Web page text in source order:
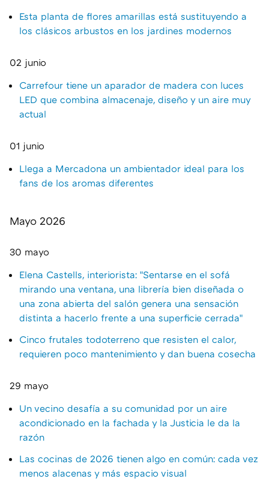
Esta planta de flores amarillas está sustituyendo a
los clásicos arbustos en los jardines modernos
02 junio
Carrefour tiene un aparador de madera con luces
LED que combina almacenaje, diseño y un aire muy
actual
01 junio
Llega a Mercadona un ambientador ideal para los
fans de los aromas diferentes
Mayo 2026
30 mayo
Elena Castells, interiorista: "Sentarse en el sofá
mirando una ventana, una librería bien diseñada o
una zona abierta del salón genera una sensación
distinta a hacerlo frente a una superficie cerrada"
Cinco frutales todoterreno que resisten el calor,
requieren poco mantenimiento y dan buena cosecha
29 mayo
Un vecino desafía a su comunidad por un aire
acondicionado en la fachada y la Justicia le da la
razón
Las cocinas de 2026 tienen algo en común: cada vez
menos alacenas y más espacio visual